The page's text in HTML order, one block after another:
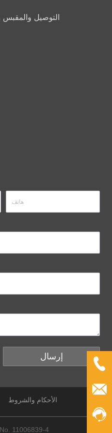
التوصيل والمقبس
إرسال
الأحكام والشروط
11006839-4